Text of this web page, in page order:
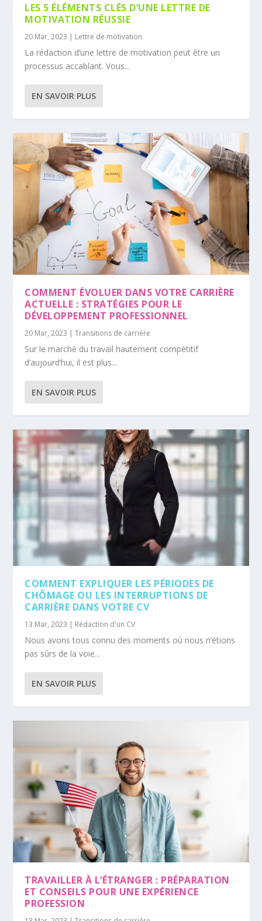
LES 5 ÉLÉMENTS CLÉS D’UNE LETTRE DE
MOTIVATION RÉUSSIE
20 Mar, 2023 | Lettre de motivation
La rédaction d’une lettre de motivation peut être un
processus accablant. Vous...
EN SAVOIR PLUS
COMMENT ÉVOLUER DANS VOTRE CARRIÈRE
ACTUELLE : STRATÉGIES POUR LE
DÉVELOPPEMENT PROFESSIONNEL
20 Mar, 2023 |Transitions de carrière
Sur le marché du travail hautement compétitif
d’aujourd’hui, il est plus...
EN SAVOIR PLUS
COMMENT EXPLIQUER LES PÉRIODES DE
CHÔMAGE OU LES INTERRUPTIONS DE
CARRIÈRE DANS VOTRE CV
13 Mar, 2023 | Rédaction d'un CV
Nous avons tous connu des moments où nous n’étions
pas sûrs de la voie...
EN SAVOIR PLUS
TRAVAILLER À L’ÉTRANGER : PRÉPARATION
ET CONSEILS POUR UNE EXPÉRIENCE
PROFESSION